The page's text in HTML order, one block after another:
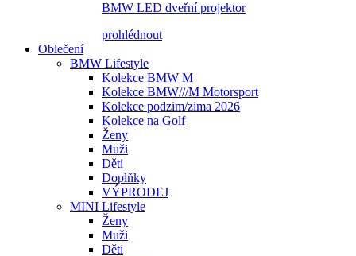
BMW LED dveřní projektor
prohlédnout
Oblečení
BMW Lifestyle
Kolekce BMW M
Kolekce BMW///M Motorsport
Kolekce podzim/zima 2026
Kolekce na Golf
Ženy
Muži
Děti
Doplňky
VÝPRODEJ
MINI Lifestyle
Ženy
Muži
Děti